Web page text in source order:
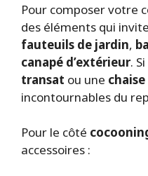
Pour composer votre
des éléments qui
fauteuils de jardin,
canapé d’extérieur.
transat ou une
incontournables du
Pour le côté
accessoires :